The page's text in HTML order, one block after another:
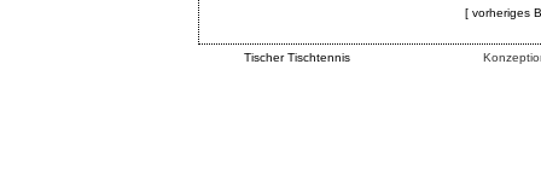
[ vorheriges
Tischer Tischtennis